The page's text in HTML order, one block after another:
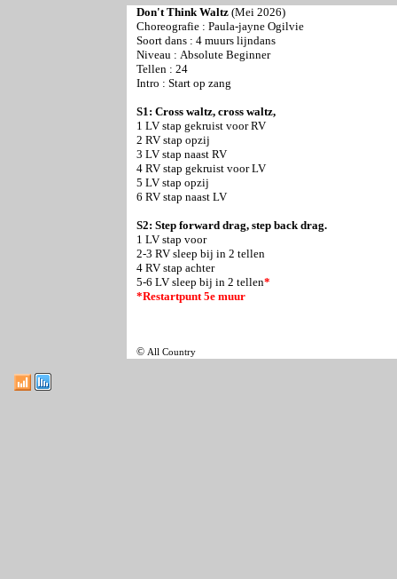
Don't Think Waltz (Mei 2026)
Choreografie : Paula-jayne Ogilvie
Soort dans : 4 muurs lijndans
Niveau : Absolute Beginner
Tellen : 24
Intro : Start op zang
S1: Cross waltz, cross waltz,
1 LV stap gekruist voor RV
2 RV stap opzij
3 LV stap naast RV
4 RV stap gekruist voor LV
5 LV stap opzij
6 RV stap naast LV
S2: Step forward drag, step back drag.
1 LV stap voor
2-3 RV sleep bij in 2 tellen
4 RV stap achter
5-6 LV sleep bij in 2 tellen*
*Restartpunt 5e muur
© All Country